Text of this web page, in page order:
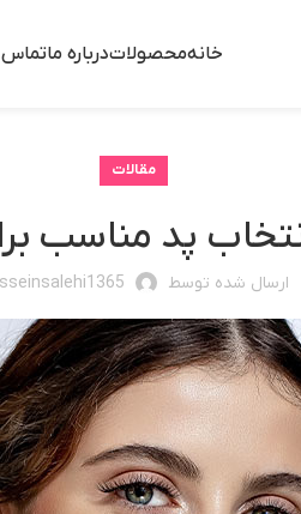
خانهمحصولاتدرباره ماتماس
مقالات
پد
ارسال شده توسط